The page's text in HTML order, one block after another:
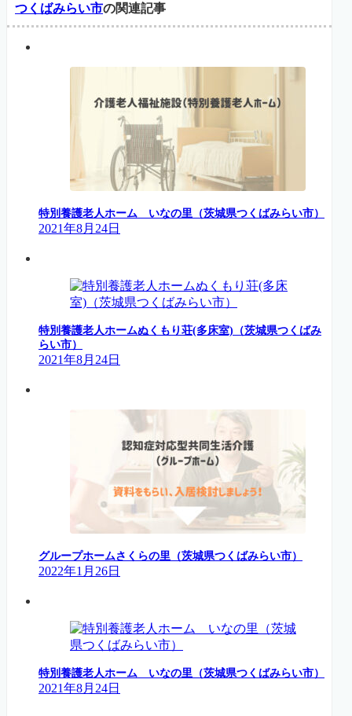
つくばみらい市の関連記事
特別養護老人ホーム いなの里（茨城県つくばみらい市）
2021年8月24日
特別養護老人ホームぬくもり荘(多床室)（茨城県つくばみ
らい市）
2021年8月24日
グループホームさくらの里（茨城県つくばみらい市）
2022年1月26日
特別養護老人ホーム いなの里（茨城県つくばみらい市）
2021年8月24日